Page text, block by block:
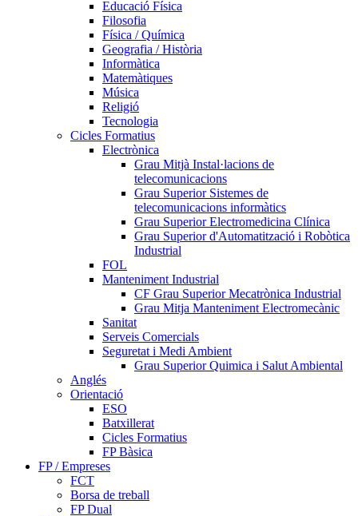
Educació Física
Filosofia
Física / Química
Geografia / Història
Informàtica
Matemàtiques
Música
Religió
Tecnologia
Cicles Formatius
Electrònica
Grau Mitjà Instal·lacions de
telecomunicacions
Grau Superior Sistemes de
telecomunicacions informàtics
Grau Superior Electromedicina Clínica
Grau Superior d'Automatització i Robòtica
Industrial
FOL
Manteniment Industrial
CF Grau Superior Mecatrònica Industrial
Grau Mitja Manteniment Electromecànic
Sanitat
Serveis Comercials
Seguretat i Medi Ambient
Grau Superior Quimica i Salut Ambiental
Anglés
Orientació
ESO
Batxillerat
Cicles Formatius
FP Bàsica
FP / Empreses
FCT
Borsa de treball
FP Dual